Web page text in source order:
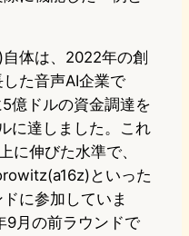
体は、2022年の創
た音声AI企業で
億ドルの資金調達を
に達しました。これ
に伸びた水準で、
といった
に参加していま
月の前ラウンドで